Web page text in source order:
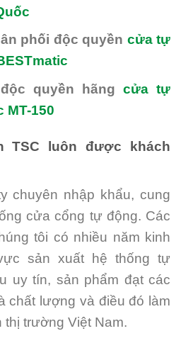
phối độc quyền cửa tự
quyền hãngcửa tự
MT-150
TSC luôn được khách
chuyên nhập khẩu, cung
cửa cổng tự động. Các
tôi có nhiều năm kinh
sản xuất hệ thống tự
uy tín, sản phẩm đạt các
chất lượng và điều đó làm
thị trường Việt Nam.